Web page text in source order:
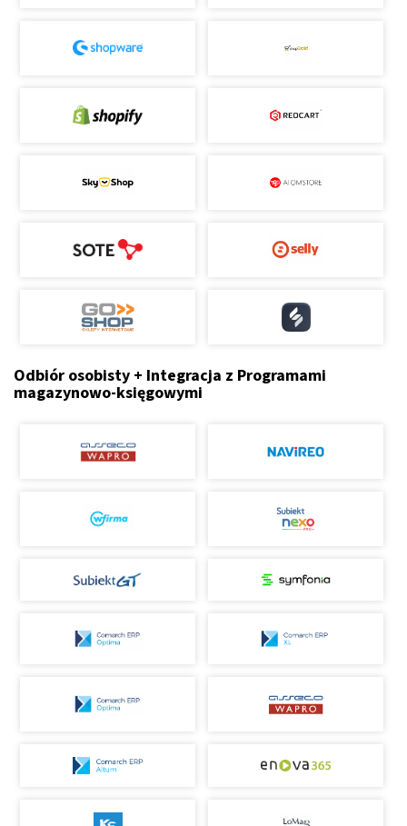
Odbiór osobisty + Integracja z Programami
magazynowo-księgowymi